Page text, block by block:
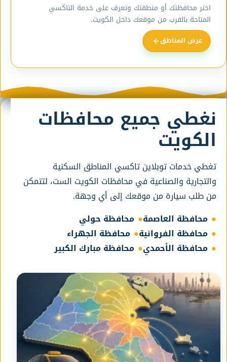
اختر محافظتك أو منطقتك وتعرف على خدمة التاكسي
المتاحة بالقرب من موقعك داخل الكويت.
عرض المناطق
نغطي جميع محافظات
الكويت
تغطي خدمات توبلاين تاكسي المناطق السكنية
والتجارية والصناعية في محافظات الكويت الست، لتتمكن
من طلب سيارة من موقعك إلى أي وجهة.
محافظة العاصمة محافظة حولي
محافظة الفروانية محافظة الجهراء
محافظة الأحمدي محافظة مبارك الكبير